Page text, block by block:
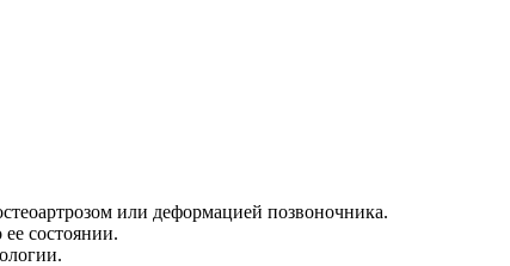
или деформацией позвоночника.
состоянии.